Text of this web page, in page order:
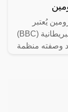
يُعتبر
برنامج "درس" الذي أطلقته هيئة الإذاعة البريطانية (BBC)
وصفته منظمة